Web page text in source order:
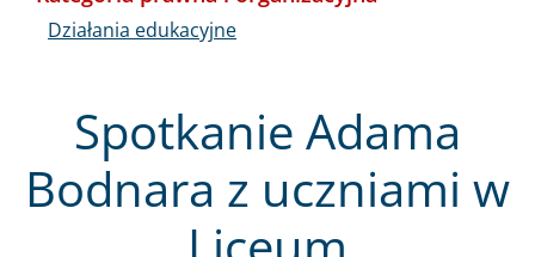
Spotkanie Adama
Bodnara z uczniami w
Działania edukacyjne